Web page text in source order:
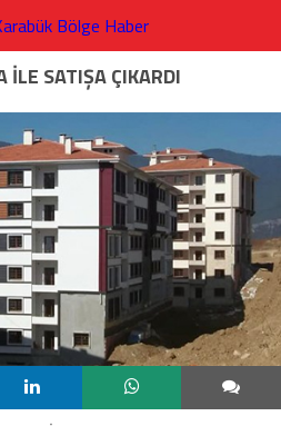
SATIŞA ÇIKARDI